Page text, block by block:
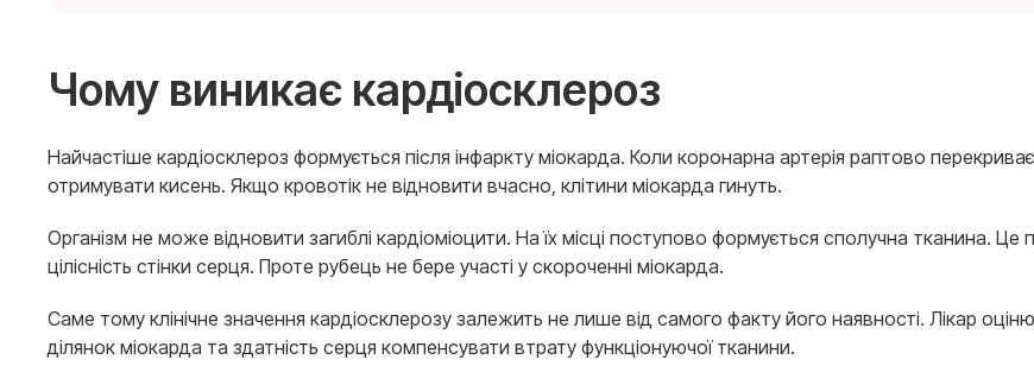
Чому виникає кардіосклероз
Найчастіше кардіосклероз формується після інфаркту міокарда. Коли коронарна артерія раптово
отримувати кисень. Якщо кровотік не відновити вчасно, клітини міокарда гинуть.
Організм не може відновити загиблі кардіоміоцити. На їх місці поступово формується сполучна тканина.
цілісність стінки серця. Проте рубець не бере участі у скороченні міокарда.
Саме тому клінічне значення кардіосклерозу залежить не лише від самого факту його наявності. Лікар
ділянок міокарда та здатність серця компенсувати втрату функціонуючої тканини.